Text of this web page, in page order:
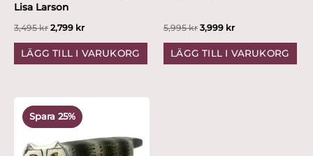
Lisa Larson
3,495kr 2,799 kr
LÄGG TILL I VARUKORG
5,995kr 3,999 kr
LÄGG TILL I VARUKORG
Spara 25%
ursprungliga
3,995 kr.2,999 kr.